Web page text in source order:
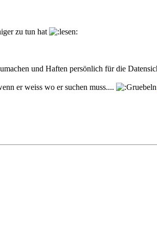
zu tun hat
und Haften persönlich für die
er weiss wo er suchen muss....